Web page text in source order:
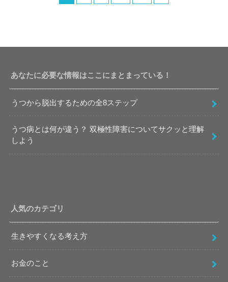
あなたに必要な情報はここにまとまっている！
うつから脱出するための全8ステップ
うつ病とは何が違う？ 双極性障害についてサクッと理解
しよう
人気のカテゴリ
生きやすくなる考え方
お金のこと